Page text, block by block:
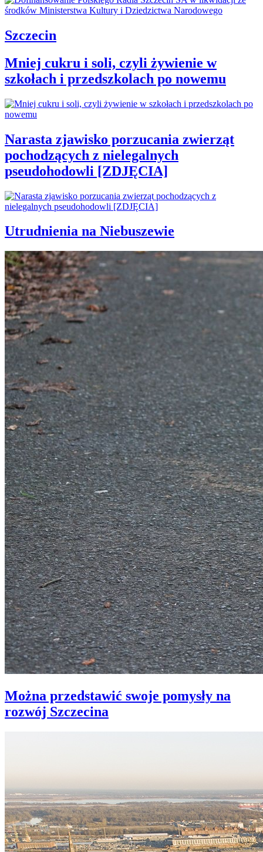
Szczecin
Mniej cukru i soli, czyli żywienie w
szkołach i przedszkolach po nowemu
Narasta zjawisko porzucania zwierząt
pochodzących z nielegalnych
pseudohodowli [ZDJĘCIA]
Utrudnienia na Niebuszewie
Można przedstawić swoje pomysły na
rozwój Szczecina